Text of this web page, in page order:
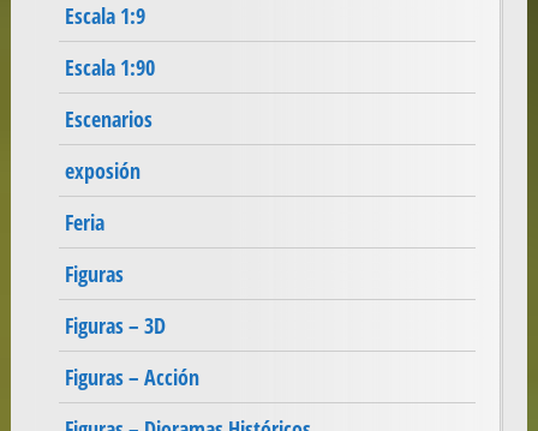
Escala 1:9
Escala 1:90
Escenarios
exposión
Feria
Figuras
Figuras – 3D
Figuras – Acción